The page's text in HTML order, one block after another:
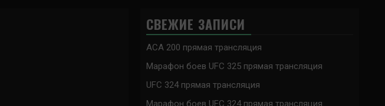
СВЕЖИЕ ЗАПИСИ
ACA 200 прямая трансляция
Марафон боев UFC 325 прямая трансляция
UFC 324 прямая трансляция
Марафон боев UFC 324 прямая трансляция